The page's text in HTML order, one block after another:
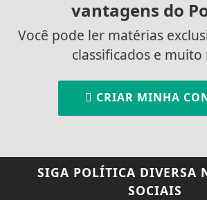
vantagens do
Você pode ler matérias
classificados e muito
CRIAR MINHA
SIGA POLÍTICA DIVERSA
SOCIAIS